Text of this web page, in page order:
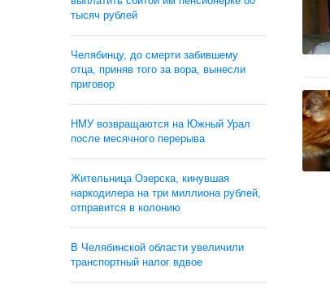
тысяч рублей
Челябинцу, до смерти забившему
отца, приняв того за вора, вынесли
приговор
НМУ возвращаются на Южный Урал
после месячного перерыва
Жительница Озерска, кинувшая
наркодилера на три миллиона рублей,
отправится в колонию
В Челябинской области увеличили
транспортный налог вдвое